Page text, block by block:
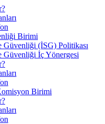
Birimi
Güvenliği (İSG) Politikası
Güvenliği İç Yönergesi
Birimi